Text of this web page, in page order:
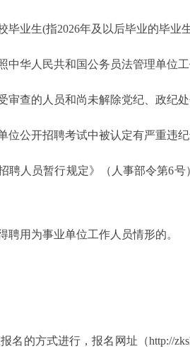
毕业生(指2026年及以后毕业的毕业
中华人民共和国公务员法管理单位
审查的人员和尚未解除党纪、政纪
位公开招聘考试中被认定有严重违
聘人员暂行规定》（人事部令第6
聘用为事业单位工作人员情形的。
名的方式进行，报名网址（http://